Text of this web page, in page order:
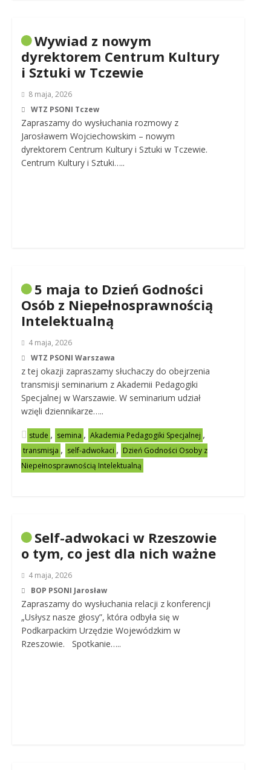
Wywiad z nowym
dyrektorem Centrum Kultury
i Sztuki w Tczewie
8 maja, 2026
WTZ PSONI Tczew
Zapraszamy do wysłuchania rozmowy z
Jarosławem Wojciechowskim – nowym
dyrektorem Centrum Kultury i Sztuki w Tczewie.
Centrum Kultury i Sztuki…..
5 maja to Dzień Godności
Osób z Niepełnosprawnością
Intelektualną
4 maja, 2026
WTZ PSONI Warszawa
z tej okazji zapraszamy słuchaczy do obejrzenia
transmisji seminarium z Akademii Pedagogiki
Specjalnej w Warszawie. W seminarium udział
wzięli dziennikarze…..
stude , semina , Akademia Pedagogiki Specjalnej ,
transmisja , self-adwokaci , Dzień Godności Osoby z
Niepełnosprawnością Intelektualną
Self-adwokaci w Rzeszowie
o tym, co jest dla nich ważne
4 maja, 2026
BOP PSONI Jarosław
Zapraszamy do wysłuchania relacji z konferencji
„Usłysz nasze głosy”, która odbyła się w
Podkarpackim Urzędzie Wojewódzkim w
Rzeszowie. Spotkanie…..